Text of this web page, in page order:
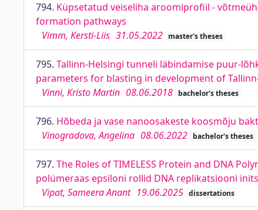
794. Küpsetatud veiseliha aroomiprofiil -
formation pathways
Vimm, Kersti-Liis 31.05.2022 master's theses
795. Tallinn-Helsingi tunneli läbindamise puur-
parameters for blasting in development of
Vinni, Kristo Martin 08.06.2018 bachelor's theses
796. Hõbeda ja vase nanoosakeste koosmõju
Vinogradova, Angelina 08.06.2022 bachelor's theses
797. The Roles of TIMELESS Protein and DNA
polümeraas epsiloni rollid DNA replikatsiooni
Vipat, Sameera Anant 19.06.2025 dissertations